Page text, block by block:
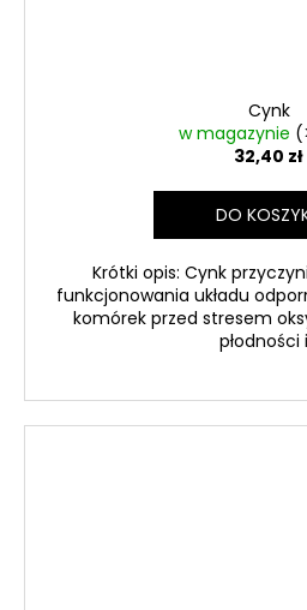
Cynk
w magazynie
32,40 zł
DO
Krótki opis: Cynk
funkcjonowania układu
komórek przed stresem
płodności